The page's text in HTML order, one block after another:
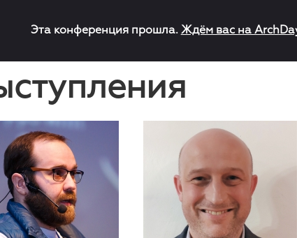
Эта конференция прошла. Ждём вас на